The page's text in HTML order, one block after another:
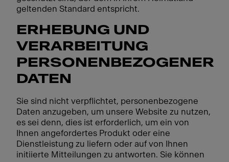
geltenden Standard entspricht.
ERHEBUNG UND
VERARBEITUNG
PERSONENBEZOGENER
DATEN
Sie sind nicht verpflichtet, personenbezogene
Daten anzugeben, um unsere Website zu nutzen,
es sei denn, dies ist erforderlich, um ein von
Ihnen angefordertes Produkt oder eine
Dienstleistung zu liefern oder auf von Ihnen
initiierte Mitteilungen zu antworten. Sie können